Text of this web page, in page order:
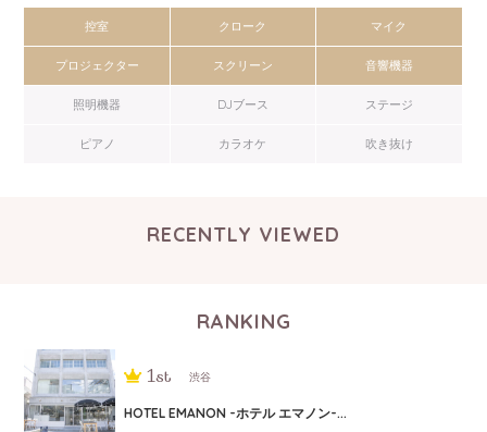
控室 クローク マイク
プロジェクター スクリーン 音響機器
照明機器 DJブース ステージ
ピアノ カラオケ 吹き抜け
RECENTLY VIEWED
RANKING
渋谷
HOTEL EMANON -ホテル エマノン-...